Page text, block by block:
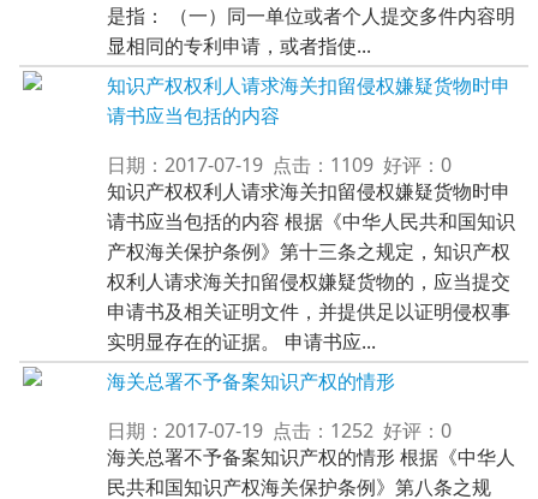
是指： （一）同一单位或者个人提交多件内容明
显相同的专利申请，或者指使...
知识产权权利人请求海关扣留侵权嫌疑货物时申
请书应当包括的内容
日期：2017-07-19 点击：1109 好评：0
知识产权权利人请求海关扣留侵权嫌疑货物时申
请书应当包括的内容 根据《中华人民共和国知识
产权海关保护条例》第十三条之规定，知识产权
权利人请求海关扣留侵权嫌疑货物的，应当提交
申请书及相关证明文件，并提供足以证明侵权事
实明显存在的证据。 申请书应...
海关总署不予备案知识产权的情形
日期：2017-07-19 点击：1252 好评：0
海关总署不予备案知识产权的情形 根据《中华人
民共和国知识产权海关保护条例》第八条之规